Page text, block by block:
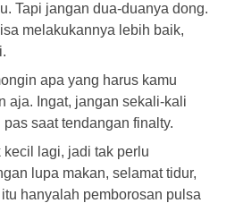
Tapi jangan dua-duanya dong.
melakukannya lebih baik,
apa yang harus kamu
aja. Ingat, jangan sekali-kali
saat tendangan finalty.
kecil lagi, jadi tak perlu
lupa makan, selamat tidur,
hanyalah pemborosan pulsa